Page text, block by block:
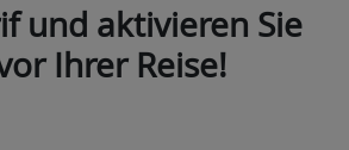
und aktivieren Sie
Ihrer Reise!